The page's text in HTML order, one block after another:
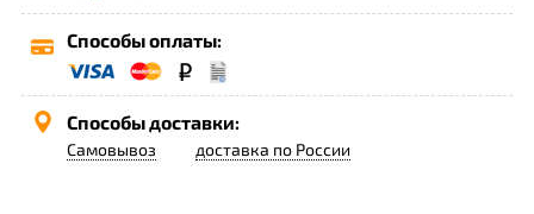
Способы оплаты:
Способы доставки:
Самовывоз доставка по России